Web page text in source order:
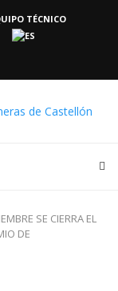
TÉCNICO
SE CIERRA EL
DE